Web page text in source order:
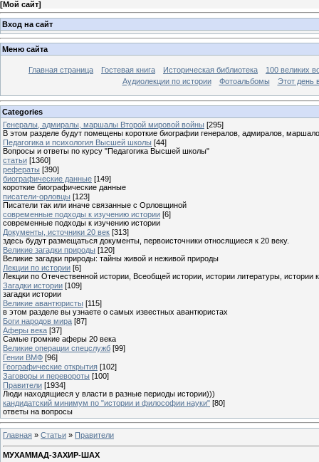
[Мой сайт]
Вход на сайт
Меню сайта
Главная страница Гостевая книга Историческая библиотека
100 великих
Аудиолекции по истории
Фотоальбомы Этот день
Categories
Генералы, адмиралы, маршалы Второй мировой войны [295]
В этом разделе будут помещены короткие биографии генералов, адмиралов,
Педагогика и психология Высшей школы [44]
Вопросы и ответы по курсу "Педагогика Высшей школы"
статьи [1360]
рефераты [390]
биографические данные [149]
короткие биографические данные
писатели-орловцы [123]
Писатели так или иначе связанные с Орловщиной
современные подходы к изучению истории [6]
современные подходы к изучению истории
Документы, источники 20 век [313]
здесь будут размещаться документы, первоисточники относящиеся к 20 веку.
Великие загадки природы [120]
Великие загадки природы: тайны живой и неживой природы
Лекции по истории [6]
Лекции по Отечественной истории, Всеобщей истории, истории литературы, истории
Загадки истории [109]
загадки истории
Великие авантюристы [115]
в этом разделе вы узнаете о самых известных авантюристах
Боги народов мира [87]
Аферы века [37]
Самые громкие аферы 20 века
Великие операции спецслужб [99]
Гении ВМФ [96]
Географические открытия [102]
Заговоры и перевороты [100]
Правители [1934]
Люди находящиеся у власти в разные периоды истории)))
кандидатский минимум по "истории и философии науки" [80]
ответы на вопросы
Главная » Статьи » Правители
МУХАММАД-ЗАХИР-ШАХ